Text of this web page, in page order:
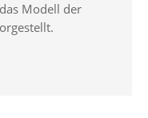
Modell der